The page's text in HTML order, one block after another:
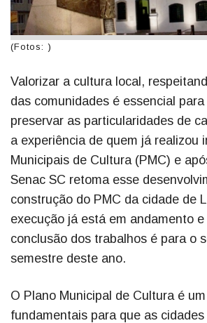
(Fotos: )
Valorizar a cultura local,
das comunidades é essencial
preservar as particularidades de
a experiência de quem já realizou
Municipais de Cultura (PMC) e
Senac SC retoma esse
construção do PMC da cidade de
execução já está em andamento
conclusão dos trabalhos é para o
semestre deste ano.
O Plano Municipal de Cultura é
fundamentais para que as